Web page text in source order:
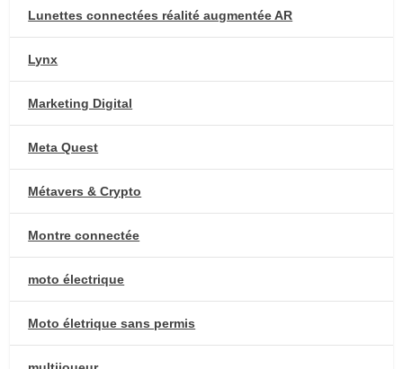
Lunettes connectées réalité augmentée AR
Lynx
Marketing Digital
Meta Quest
Métavers & Crypto
Montre connectée
moto électrique
Moto életrique sans permis